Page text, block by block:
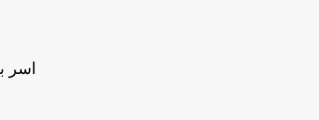
اسر